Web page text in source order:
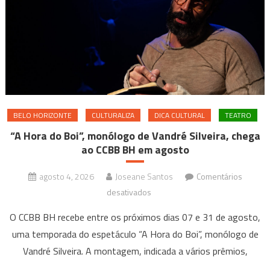
BELO HORIZONTE CULTURALIZA DICA CULTURAL TEATRO
“A Hora do Boi”, monólogo de Vandré Silveira, chega
ao CCBB BH em agosto
agosto 4, 2026 Joseane Santos
Comentários
desativados
Hora
do
Boi”,
O CCBB BH recebe entre os próximos dias 07 e 31 de agosto,
uma temporada do espetáculo “A Hora do Boi”, monólogo de
Vandré Silveira. A montagem, indicada a vários prêmios,